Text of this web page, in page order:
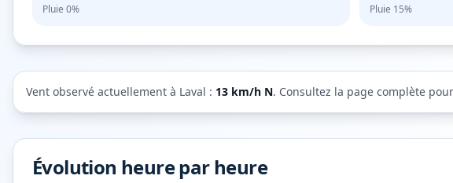
Pluie 0% Pluie 15%
Vent observé actuellement à Laval : 13 km/h N. Consultez la page complète
Évolution heure par heure